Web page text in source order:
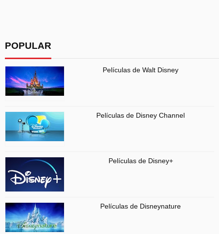
POPULAR
Películas de Walt Disney
Películas de Disney Channel
Películas de Disney+
Películas de Disneynature